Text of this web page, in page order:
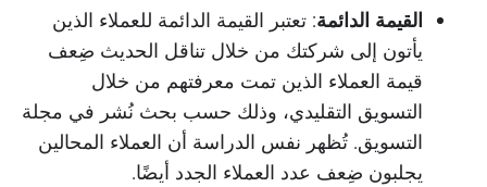
القيمة الدائمة: تعتبر القيمة الدائمة للعملاء الذين
يأتون إلى شركتك من خلال تناقل الحديث ضِعف
قيمة العملاء الذين تمت معرفتهم من خلال
التسويق التقليدي، وذلك حسب بحث نُشر في مجلة
التسويق. تُظهر نفس الدراسة أن العملاء المحالين
يجلبون ضِعف عدد العملاء الجدد أيضًا.